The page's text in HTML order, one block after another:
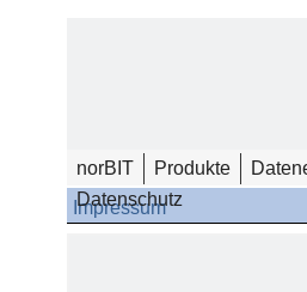
norBIT Produkte
Datenschutz
Impressum